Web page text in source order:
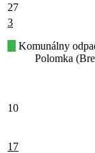
27
3
Komunálny
Polomka
10
17